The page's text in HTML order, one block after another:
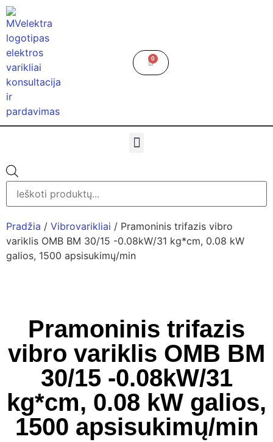
0
Pradžia / Vibrovarikliai / Pramoninis trifazis vibro
variklis OMB BM 30/15 -0.08kW/31 kg*cm, 0.08 kW
galios, 1500 apsisukimų/min
Pramoninis trifazis
vibro variklis OMB BM
30/15 -0.08kW/31
kg*cm, 0.08 kW galios,
1500 apsisukimų/min